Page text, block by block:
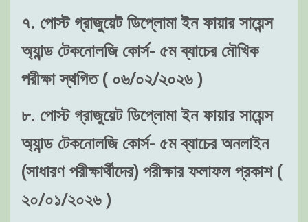
৭. পোস্ট গ্রাজুয়েট ডিপ্লোমা ইন ফায়ার সায়েন্স
অ্যান্ড টেকনোলজি কোর্স- ৫ম ব্যাচের মৌখিক
পরীক্ষা স্থগিত ( ০৬/০২/২০২৬ )
৮. পোস্ট গ্রাজুয়েট ডিপ্লোমা ইন ফায়ার সায়েন্স
অ্যান্ড টেকনোলজি কোর্স- ৫ম ব্যাচের অনলাইন
(সাধারণ পরীক্ষার্থীদের) পরীক্ষার ফলাফল প্রকাশ (
২০/০১/২০২৬ )